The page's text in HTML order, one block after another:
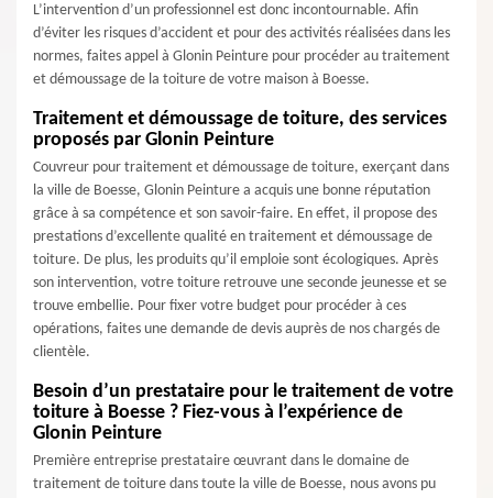
L’intervention d’un professionnel est donc incontournable. Afin
d’éviter les risques d’accident et pour des activités réalisées dans les
normes, faites appel à Glonin Peinture pour procéder au traitement
et démoussage de la toiture de votre maison à Boesse.
Traitement et démoussage de toiture, des services
proposés par Glonin Peinture
Couvreur pour traitement et démoussage de toiture, exerçant dans
la ville de Boesse, Glonin Peinture a acquis une bonne réputation
grâce à sa compétence et son savoir-faire. En effet, il propose des
prestations d’excellente qualité en traitement et démoussage de
toiture. De plus, les produits qu’il emploie sont écologiques. Après
son intervention, votre toiture retrouve une seconde jeunesse et se
trouve embellie. Pour fixer votre budget pour procéder à ces
opérations, faites une demande de devis auprès de nos chargés de
clientèle.
Besoin d’un prestataire pour le traitement de votre
toiture à Boesse ? Fiez-vous à l’expérience de
Glonin Peinture
Première entreprise prestataire œuvrant dans le domaine de
traitement de toiture dans toute la ville de Boesse, nous avons pu